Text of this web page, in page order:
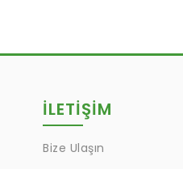
İLETİŞİM
Bize Ulaşın